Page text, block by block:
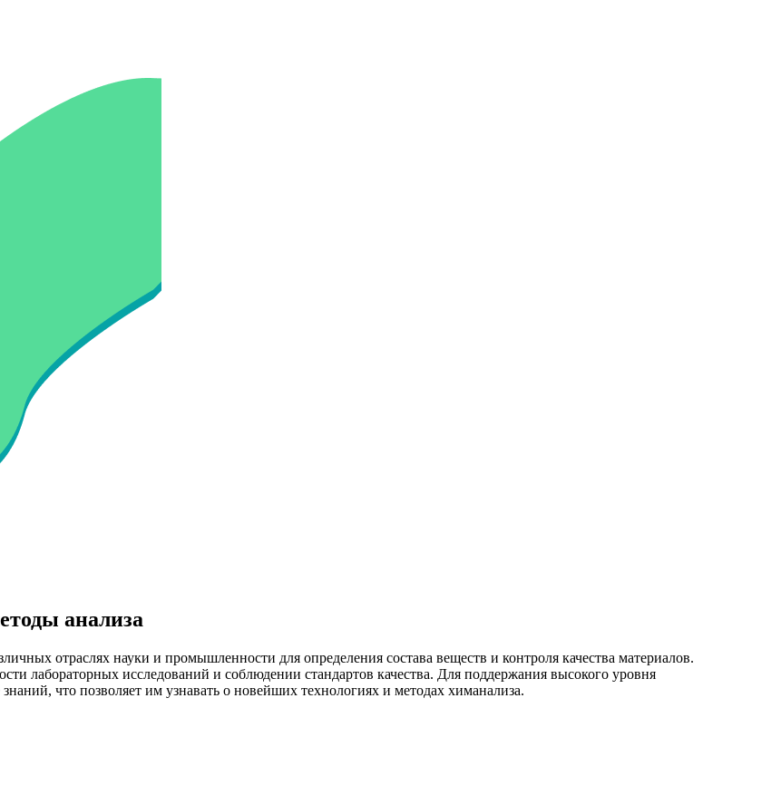
анализа
отраслях науки и промышленности для определения состава веществ и контроля качества материалов.
лабораторных исследований и соблюдении стандартов качества. Для поддержания высокого уровня
что позволяет им узнавать о новейших технологиях и методах химанализа.